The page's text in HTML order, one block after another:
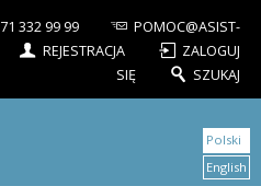
71 332 99 99
POMOC@ASIST-
REJESTRACJA
ZALOGUJ
SIĘ
SZUKAJ
Polski
English